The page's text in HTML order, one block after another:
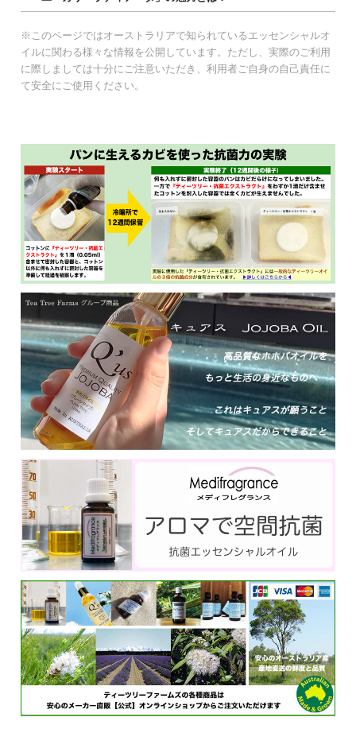
※このページではオーストラリアで知られているエッセンシャルオ
イルに関わる様々な情報を公開しています。ただし、実際のご利用
に際しましては十分にご注意いただき、利用者ご自身の自己責任に
て安全にご使用ください。